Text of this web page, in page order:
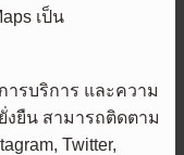
เป็น
รบริการ และความ
งยืน สามารถติดตาม
Twitter,